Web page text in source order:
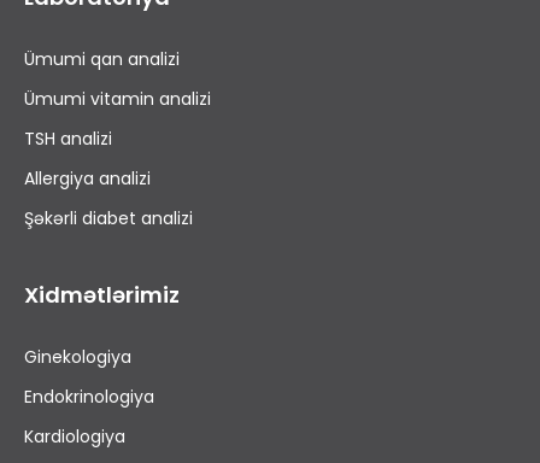
Ümumi qan analizi
Ümumi vitamin analizi
TSH analizi
Allergiya analizi
Şəkərli diabet analizi
Xidmətlərimiz
Ginekologiya
Endokrinologiya
Kardiologiya